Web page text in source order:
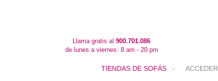
Llama gratis al 900.701.086
de lunes a viernes: 8 am - 20 pm
TIENDAS DE SOFÁS - ACCEDER